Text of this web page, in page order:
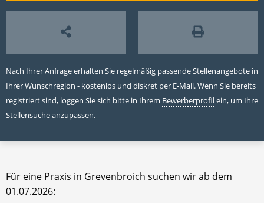
Nach Ihrer Anfrage erhalten Sie regelmäßig passende Stellenangebote in
Ihrer Wunschregion - kostenlos und diskret per E-Mail. Wenn Sie bereits
registriert sind, loggen Sie sich bitte in Ihrem Bewerberprofilein, um Ihre
Stellensuche anzupassen.
Für eine Praxis in Grevenbroich suchen wir ab dem
01.07.2026: